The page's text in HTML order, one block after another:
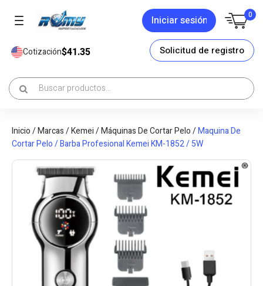
Iniciar sesión 0
Cotización$41.35 Solicitud de registro
Inicio/Marcas/Kemei/Máquinas De Cortar Pelo/Maquina De
Cortar Pelo / Barba Profesional Kemei KM-1852 / 5W